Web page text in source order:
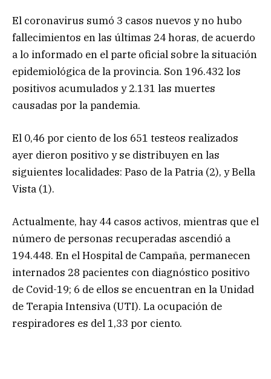
El coronavirus sumó 3 casos nuevos y no hubo
fallecimientos en las últimas 24 horas, de acuerdo
a lo informado en el parte oficial sobre la situación
epidemiológica de la provincia. Son 196.432 los
positivos acumulados y 2.131 las muertes
causadas por la pandemia.
El 0,46 por ciento de los 651 testeos realizados
ayer dieron positivo y se distribuyen en las
siguientes localidades: Paso de la Patria (2), y Bella
Vista (1).
Actualmente, hay 44 casos activos, mientras que el
número de personas recuperadas ascendió a
194.448. En el Hospital de Campaña, permanecen
internados 28 pacientes con diagnóstico positivo
de Covid-19; 6 de ellos se encuentran en la Unidad
de Terapia Intensiva (UTI). La ocupación de
respiradores es del 1,33 por ciento.